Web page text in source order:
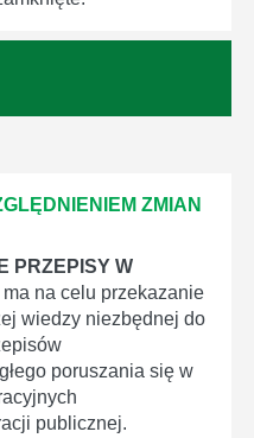
ZMIAN
PRZEPISY W
na celu przekazanie
wiedzy niezbędnej do
poruszania się w
publicznej.